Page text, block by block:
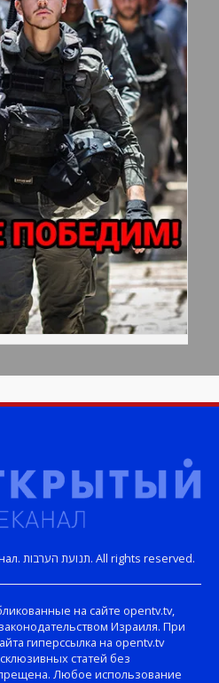
Copyright © Открытый телеканал. תנועת הערבות. All rights reserved.
на сайте opentv.tv,
Израиля. При
гиперссылка на opentv.tv
статей без
Любое использование